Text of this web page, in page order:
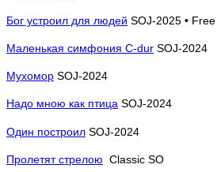
Бог устроил для людей SOJ-2025 • Free
Маленькая симфония C-dur SOJ-2024
Мухомор SOJ-2024
Надо мною как птица SOJ-2024
Один построил SOJ-2024
Пролетят стрелою Classic SO